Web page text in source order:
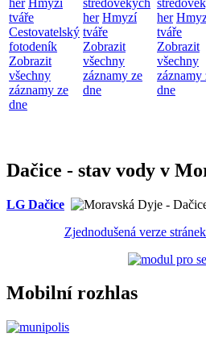
tváře
Cestovatelský
fotodeník
Zobrazit
všechny
záznamy ze
dne
her Hmyzí
tváře
Zobrazit
všechny
záznamy ze
dne
her
tváře
Zobrazit
všechny
záznamy
dne
Dačice - stav vody v
LG Dačice
Zjednodušená verze
Mobilní rozhlas